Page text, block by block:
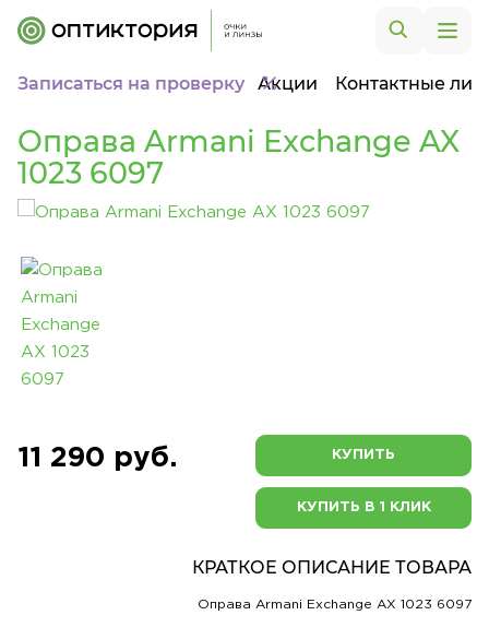
Записаться на проверку Акции Контактные
Оправа Armani Exchange AX
1023 6097
11 290 руб. КУПИТЬ
КУПИТЬ В 1 КЛИК
КРАТКОЕ ОПИСАНИЕ ТОВАРА
Оправа Armani Exchange AX 1023 6097